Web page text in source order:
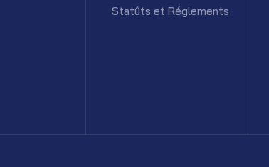
Statûts et Réglements